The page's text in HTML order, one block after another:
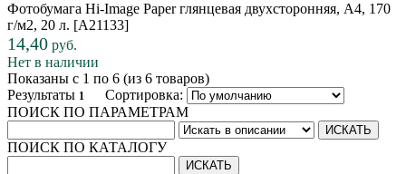
Фотобумага Hi-Image Paper глянцевая двухсторонняя, A4, 170
г/м2, 20 л. [A21133]
14,40 руб.
Нет в наличии
Показаны с 1 по 6 (из 6 товаров)
Результаты 1
Сортировка:
ПОИСК ПО ПАРАМЕТРАМ
ПОИСК ПО КАТАЛОГУ